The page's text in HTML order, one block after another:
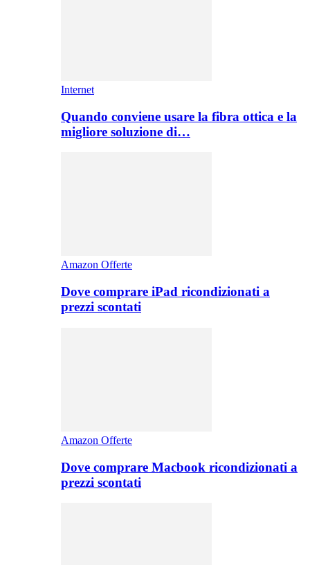
Internet
Quando conviene usare la fibra ottica e la
migliore soluzione di…
Amazon Offerte
Dove comprare iPad ricondizionati a
prezzi scontati
Amazon Offerte
Dove comprare Macbook ricondizionati a
prezzi scontati